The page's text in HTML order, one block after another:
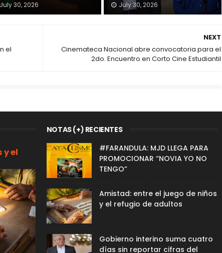
July 30, 2026 July 30, 2026
NEXT
Cinemateca Nacional abre convocatoria para el
2do. Encuentro en Corto Cine Estudiantil
el
y el
NOTAS (+) RECIENTES
#FARANDULA: MJD LLEGA PARA
PROMOCIONAR “NOVIA YO NO
TENGO”
Amistad: entre el juego de niños
y el refugio de adultos
Gobierno interino suma cuatro
días sin reportar cifras del